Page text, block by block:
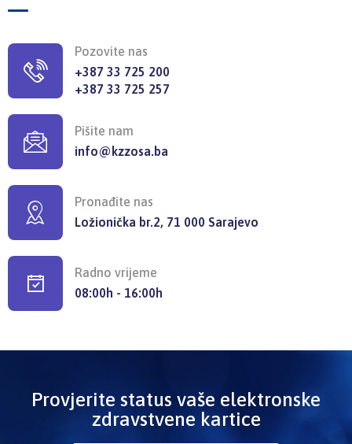
Pozovite nas
+387 33 725 200
+387 33 725 257
Pišite nam
info@kzzosa.ba
Pronađite nas
Ložionička br.2, 71 000 Sarajevo
Radno vrijeme
08:00h - 16:00h
Provjerite status vaše elektronske
zdravstvene kartice